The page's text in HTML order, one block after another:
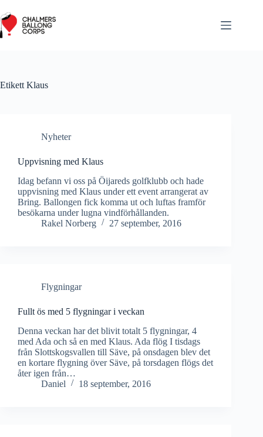
till
innehåll
Etikett Klaus
Nyheter
Uppvisning med Klaus
Idag befann vi oss på Öijareds golfklubb och hade
uppvisning med Klaus under ett event arrangerat av
Bring. Ballongen fick komma ut och luftas framför
besökarna under lugna vindförhållanden.
Rakel Norberg
27 september, 2016
Flygningar
Fullt ös med 5 flygningar i veckan
Denna veckan har det blivit totalt 5 flygningar, 4
med Ada och så en med Klaus. Ada flög I tisdags
från Slottskogsvallen till Säve, på onsdagen blev det
en kortare flygning över Säve, på torsdagen flögs det
åter igen från…
Daniel
18 september, 2016